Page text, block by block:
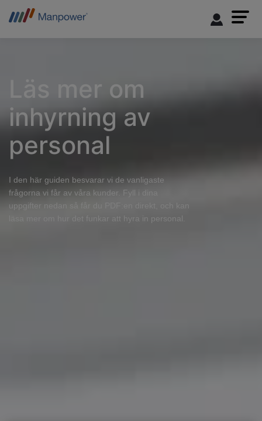
Läs mer om
inhyrning av
personal
I den här guiden besvarar vi de vanligaste
frågorna vi får av våra kunder. Fyll i dina
uppgifter nedan så får du PDF:en direkt, och kan
läsa mer om hur det funkar att hyra in personal.